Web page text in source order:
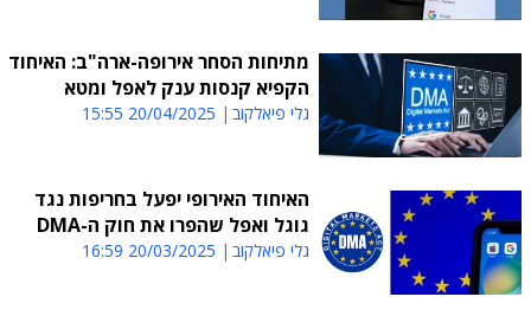
מתיחות הסחר אירופה-ארה"ב: האיחוד
הקפיא קנסות ענק לאפל ומטא
גלי פיאלקוב 20/04/2025 15:55
האיחוד האירופי יפעל בחריפות נגד
גוגל ואפל שהפרו את חוק ה-DMA
גלי פיאלקוב 20/03/2025 16:59